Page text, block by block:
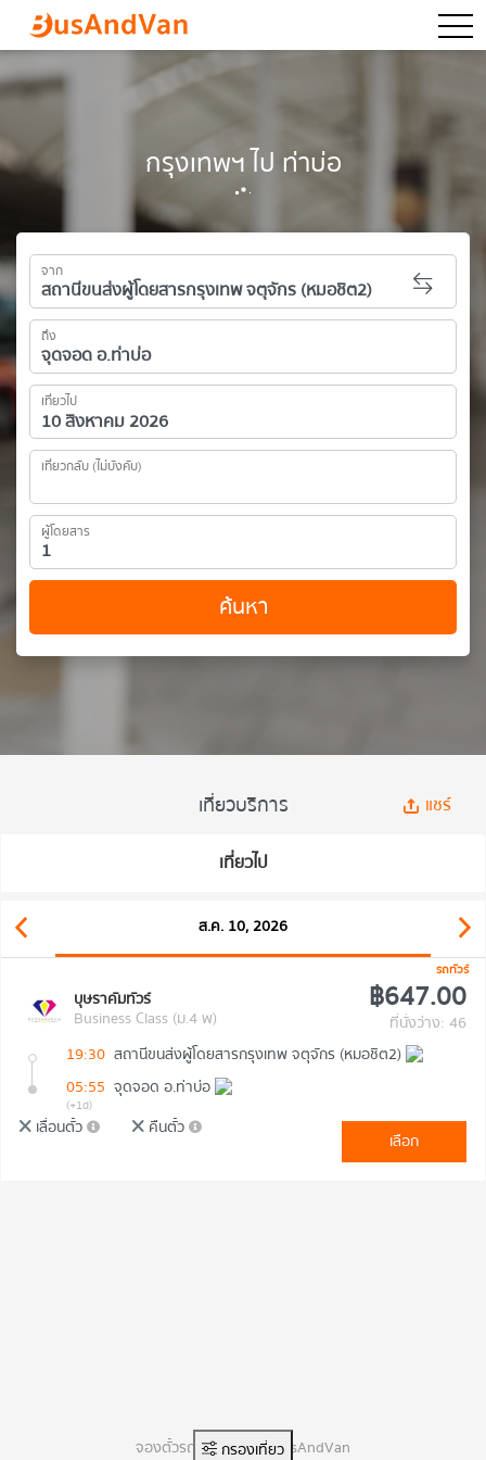
กรุงเทพฯ ไป ท่าบ่อ
จาก
ถึง
เที่ยวไป
เที่ยวกลับ (ไม่บังคับ)
ผู้โดยสาร
ค้นหา
เที่ยวบริการ แชร์
เที่ยวไป
ส.ค. 10, 2026
รถทัวร์
บุษราคัมทัวร์
Business Class (ม.4 พ)
฿647.00
ที่นั่งว่าง: 46
19:30 สถานีขนส่งผู้โดยสารกรุงเทพ จตุจักร (หมอชิต2)
05:55 จุดจอด อ.ท่าบ่อ
(+1d)
เลื่อนตั๋ว คืนตั๋ว
เลือก
กรองเที่ยว
จองตั๋วรถทัวร์ออนไลน์ BusAndVan